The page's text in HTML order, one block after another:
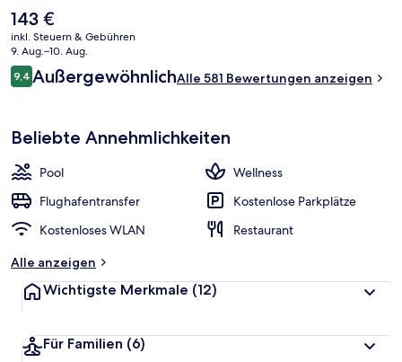
Körperpeelings verwöhnen zu lassen. Dieses Hotel im luxuriösen Stil
bietet als weitere Highlights einen Außenpool, eine Poolbar sowie
einen rund um die Uhr geöffneten Fitnessbereich. Andere Reisende
haben viel Gutes über das hilfsbereite Personal zu berichten.
Der
aktuelle
Preis
beträgt
143 €.
143 €
inkl. Steuern & Gebühren
9. Aug.–10. Aug.
Bewertungen
9,49,4 von 10.
AußergewöhnlichAlle 581 Bewertungen anzeigen
Beliebte Annehmlichkeiten
Pool
Wellness
Flughafentransfer
Kostenlose Parkplätze
Kostenloses WLAN
Restaurant
Alle anzeigen
Wichtigste Merkmale (12)
Für Familien (6)